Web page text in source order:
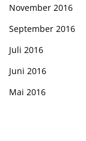
November 2016
September 2016
Juli 2016
Juni 2016
Mai 2016